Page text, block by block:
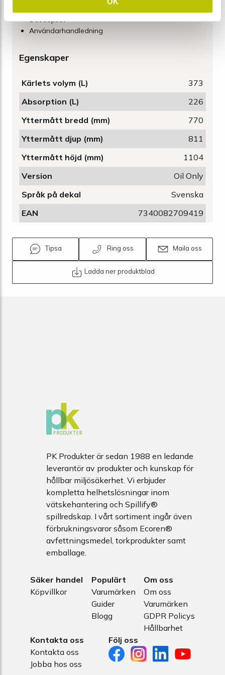
1 st sopset
Användarhandledning
Egenskaper
Kärlets volym (L)
373
Absorption (L)
226
Yttermått bredd (mm)
770
Yttermått djup (mm)
811
Yttermått höjd (mm)
1104
Version
Oil Only
Språk på dekal
Svenska
EAN
7340082709419
Tipsa Ring oss Maila oss
Ladda ner produktblad
PK Produkter är sedan 1988 en ledande
leverantör av produkter och kunskap för
hållbar miljösäkerhet. Vi erbjuder
kompletta helhetslösningar inom
vätskehantering och Spillify®
spillredskap. I vårt sortiment ingår även
förbrukningsvaror såsom Ecoren®
avfettningsmedel, torkprodukter samt
emballage.
Säker handel
Köpvillkor
Populärt
Varumärken
Guider
Blogg
Om oss
Om oss
Varumärken
GDPR Policys
Hållbarhet
Kontakta oss
Kontakta oss
Jobba hos oss
Följ oss